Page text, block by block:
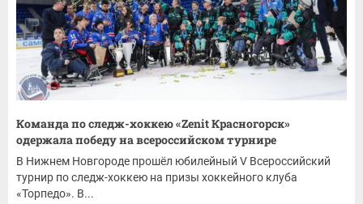
Команда по следж-хоккею «Zenit Красногорск»
одержала победу на всероссийском турнире
В Нижнем Новгороде прошёл юбилейный V Всероссийский
турнир по следж-хоккею на призы хоккейного клуба
«Торпедо». В...